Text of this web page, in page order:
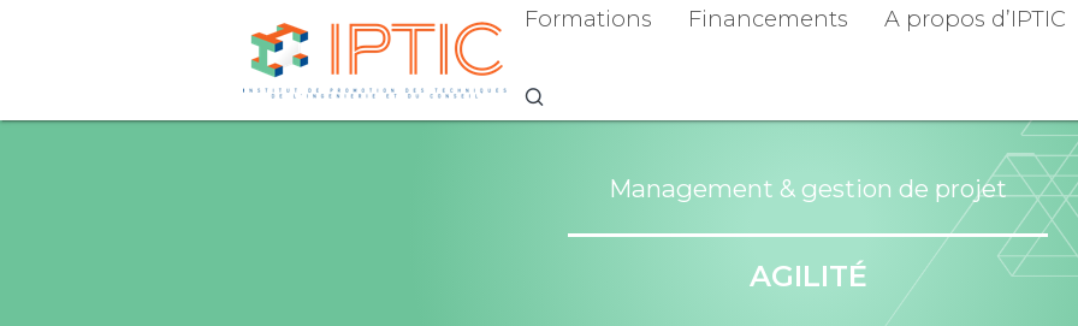
Formations Financements A propos d’IPTIC
Management & gestion de projet
AGILITÉ